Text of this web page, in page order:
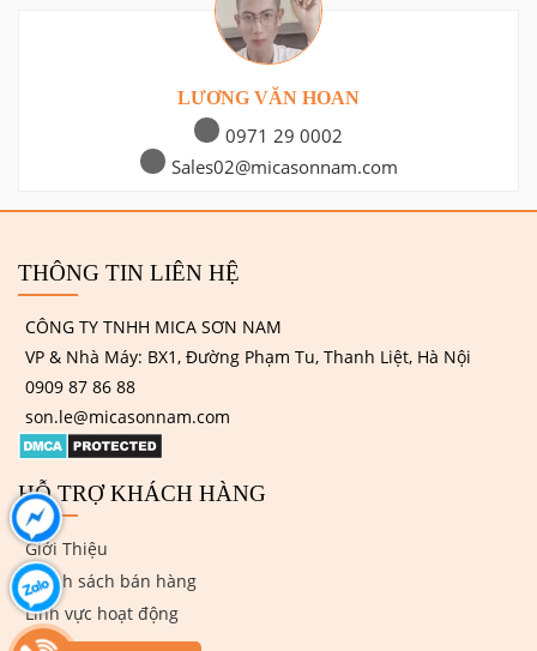
LƯƠNG VĂN HOAN
0971 29 0002
Sales02@micasonnam.com
THÔNG TIN LIÊN HỆ
CÔNG TY TNHH MICA SƠN NAM
VP & Nhà Máy: BX1, Đường Phạm Tu, Thanh Liệt, Hà Nội
0909 87 86 88
son.le@micasonnam.com
HỖ TRỢ KHÁCH HÀNG
Giới Thiệu
Chính sách bán hàng
Lĩnh vực hoạt động